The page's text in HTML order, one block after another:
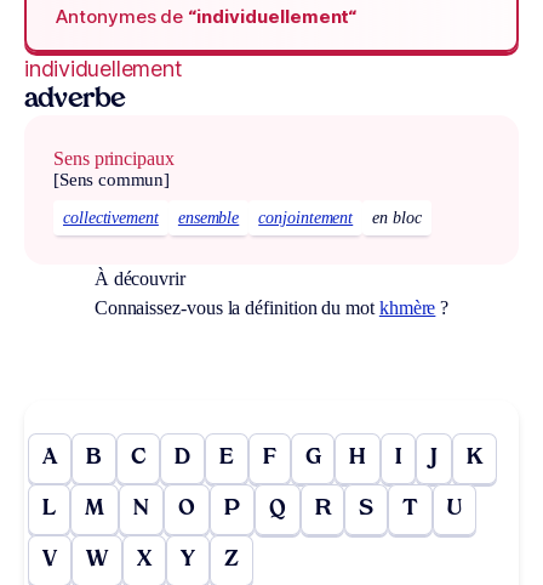
Antonymes de “individuellement“
individuellement
adverbe
Sens principaux
[Sens commun]
collectivement ensemble conjointement en bloc
À découvrir
Connaissez-vous la définition du mot khmère ?
A B C D E F G H I J K
L M N O P Q R S T U
V W X Y Z